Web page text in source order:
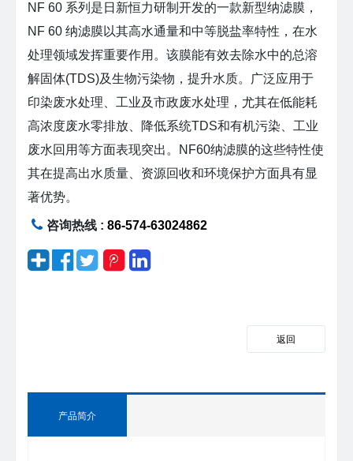
NF 60 系列是日新恒力研制开发的一款新型纳滤膜，
NF 60 纳滤膜以其高水通量和中等脱盐率特性，在水
处理领域发挥重要作用。该膜能有效去除水中的总溶
解固体(TDS)及生物污染物，提升水质。广泛应用于
印染废水处理、工业及市政废水处理，尤其在低能耗
高浓度废水零排放、降低系统TDS和有机污染、工业
废水回用等方面表现突出。NF60纳滤膜的这些特性使
其在提高出水质量、资源回收和环境保护方面具有显
著优势。
咨询热线 : 86-574-63024862
返回
产品简介